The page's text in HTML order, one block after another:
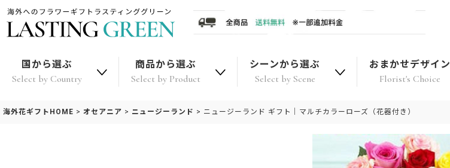
国から選ぶ
Select by Country
商品から選ぶ
Select by Product
シーンから選ぶ
Select by Scene
おまかせデザイン
Florist's Choice
海外花ギフトHOME > オセアニア > ニュージーランド > ニュージーランド ギフト｜マルチカラーローズ（花器付き）